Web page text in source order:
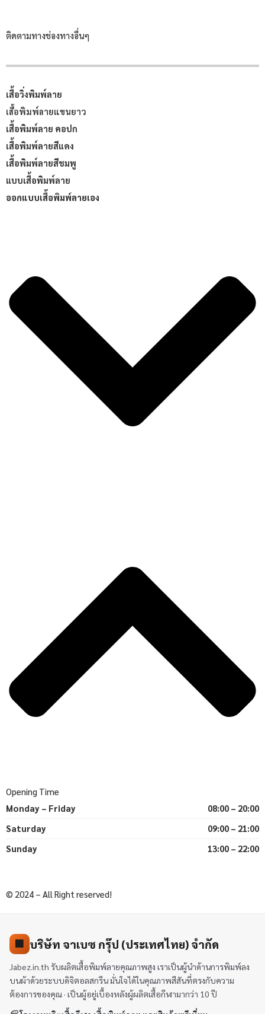
ติดตามทางช่องทางอื่นๆ
เสื้อวิ่งพิมพ์ลาย
เสื้อพิมพ์ลายแขนยาว
เสื้อพิมพ์ลาย คอปก
เสื้อพิมพ์ลายสีแดง
เสื้อพิมพ์ลายสีชมพู
แบบเสื้อพิมพ์ลาย
ออกแบบเสื้อพิมพ์ลายเอง
Opening Time
Monday – Friday
08:00 – 20:00
Saturday
09:00 – 21:00
Sunday
13:00 – 22:00
© 2024 – All Right reserved!
🏢 บริษัท จาเบซ กรุ๊ป (ประเทศไทย) จำกัด
Jabez.in.th รับผลิตเสื้อพิมพ์ลายคุณภาพสูง เราเป็นผู้นำด้านการพิมพ์ลง
บนผ้าด้วยระบบดิจิตอลสกรีน มั่นใจได้ในคุณภาพสีสันที่ตรงกับความ
ต้องการของคุณ · เป็นผู้อยู่เบื้องหลังผู้ผลิตเสื้อกีฬามากว่า 10 ปี